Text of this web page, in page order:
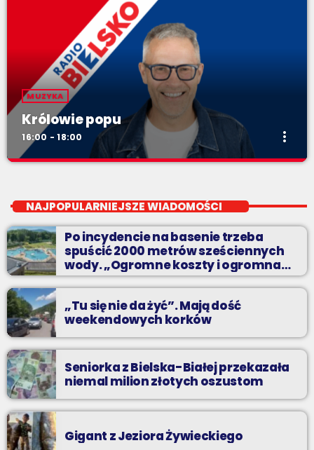
MUZYKA
Królowie popu
16:00 - 18:00 more_vert
Sylwetki artystów i zespoły, które zapisały się na kartach
historii muzyki popularnej.
NAJPOPULARNIEJSZE WIADOMOŚCI
Po incydencie na basenie trzeba
spuścić 2000 metrów sześciennych
wody. „Ogromne koszty i ogromna
praca”
„Tu się nie da żyć”. Mają dość
weekendowych korków
Seniorka z Bielska-Białej przekazała
niemal milion złotych oszustom
Gigant z Jeziora Żywieckiego